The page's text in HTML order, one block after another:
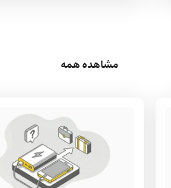
مشاهده همه